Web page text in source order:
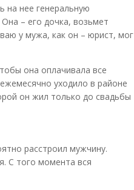
на нее генеральную
– его дочка, возьмет
у мужа, как он – юрист, мог
она оплачивала все
уходило в районе
он жил только до свадьбы
расстроил мужчину.
С того момента вся